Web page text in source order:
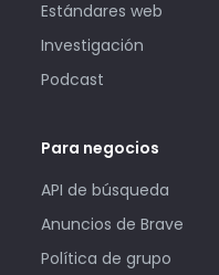
Estándares web
Investigación
Podcast
Para negocios
API de búsqueda
Anuncios de Brave
Política de grupo